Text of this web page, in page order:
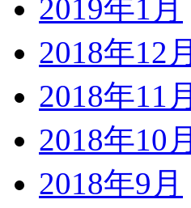
2019年1月
2018年12月
2018年11月
2018年10月
2018年9月